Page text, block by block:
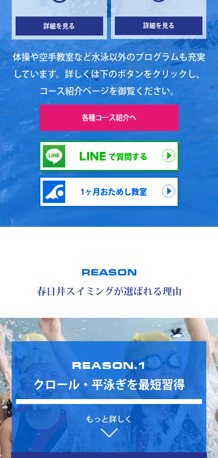
詳細を見る 詳細を見る
体操や空手教室など水泳以外のプログラムも充実
しています。詳しくは下のボタンをクリックし、
コース紹介ページを御覧ください。
各種コース紹介へ
で質問する
1ヶ月おためし教室
REASON
春日井スイミングが選ばれる理由
REASON.1
クロール・平泳ぎを最短習得